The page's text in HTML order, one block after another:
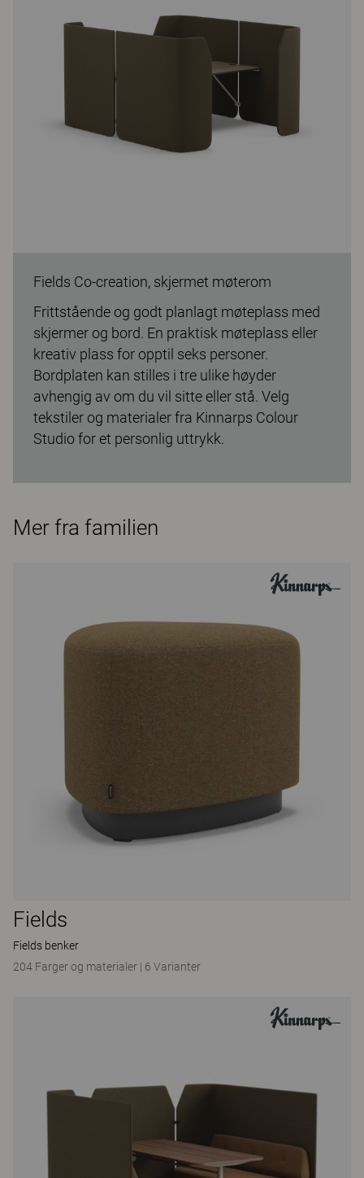
Fields Co-creation, skjermet møterom
Frittstående og godt planlagt møteplass med
skjermer og bord. En praktisk møteplass eller
kreativ plass for opptil seks personer.
Bordplaten kan stilles i tre ulike høyder
avhengig av om du vil sitte eller stå. Velg
tekstiler og materialer fra Kinnarps Colour
Studio for et personlig uttrykk.
Mer fra familien
Fields
Fields benker
204 Farger og materialer | 6 Varianter